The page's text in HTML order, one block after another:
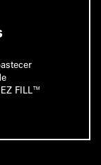
FILL™